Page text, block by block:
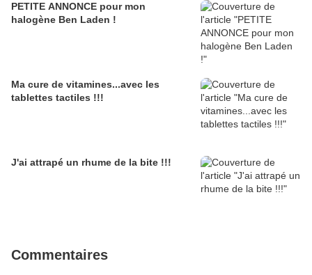
PETITE ANNONCE pour mon
halogène Ben Laden !
Ma cure de vitamines...avec les
tablettes tactiles !!!
J'ai attrapé un rhume de la bite !!!
Commentaires